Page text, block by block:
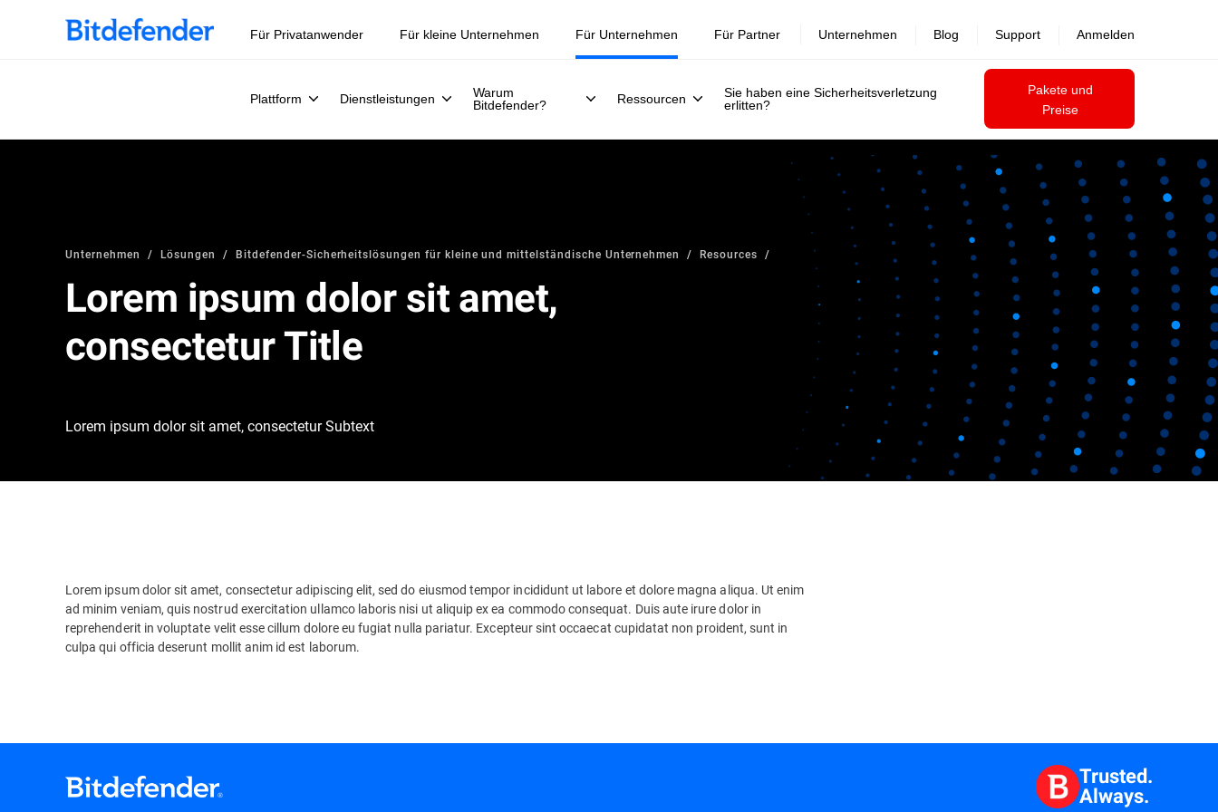
Für Privatanwender Für kleine Unternehmen Für Unternehmen
Plattform Dienstleistungen
Warum
Bitdefender?
Ressourcen
Sie haben eine Sicherheitsverletzung
erlitten?
Pakete und
Preise
Für Partner Unternehmen Blog Support Anmelden
Unternehmen Lösungen Bitdefender-Sicherheitslösungen für kleine und mittelständische Unternehmen Resources
Lorem ipsum dolor sit amet,
consectetur Title
Lorem ipsum dolor sit amet, consectetur Subtext
Lorem ipsum dolor sit amet, consectetur adipiscing elit, sed do eiusmod tempor incididunt ut labore et dolore magna aliqua. Ut enim
ad minim veniam, quis nostrud exercitation ullamco laboris nisi ut aliquip ex ea commodo consequat. Duis aute irure dolor in
reprehenderit in voluptate velit esse cillum dolore eu fugiat nulla pariatur. Excepteur sint occaecat cupidatat non proident, sunt in
culpa qui officia deserunt mollit anim id est laborum.
Trusted.
Always.